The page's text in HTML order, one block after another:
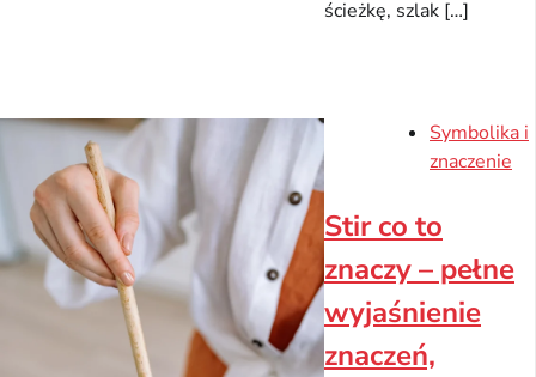
ścieżkę, szlak […]
Symbolika i
znaczenie
Stir co to
znaczy – pełne
wyjaśnienie
znaczeń,